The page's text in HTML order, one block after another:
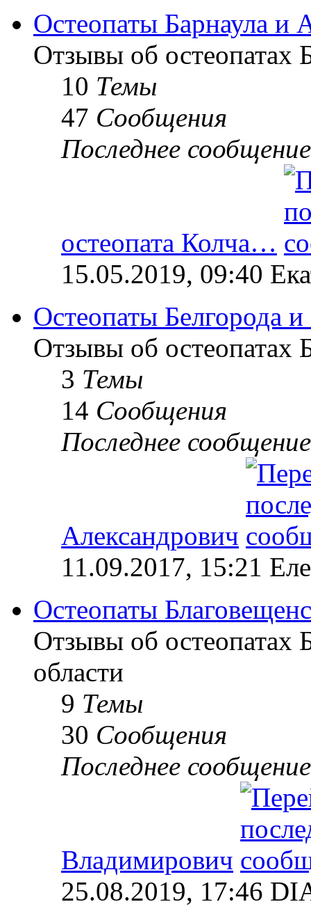
Остеопаты Барнаула и
Отзывы об остеопатах
10 Темы
47 Сообщения
Последнее сообщение
остеопата Колча…
15.05.2019, 09:40
Остеопаты Белгорода
Отзывы об остеопатах
3 Темы
14 Сообщения
Последнее сообщение
Александрович
11.09.2017, 15:21
Остеопаты
Отзывы об остеопатах
области
9 Темы
30 Сообщения
Последнее сообщение
Владимирович
25.08.2019, 17:46